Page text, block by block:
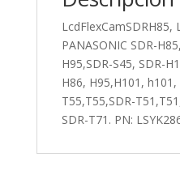
h100,
H95,H101,
h101,
S45,S71,T50,SDR-
T51,T51,
LcdFlexCamSDRH85,
PANASONIC SDR-
H95,SDR-S45, SDR-
H86, H95,H101, h101,
T55,T55,SDR-
SDR-T71. PN: